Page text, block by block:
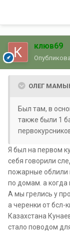
клюв69
ОЛЕГ
Был там, в
также были 1
Я был на первом
себя говорили
пожарные облили
по домам. а когда
А мы грелись у
а черенки от бсл-
Казахстана
стало поводом